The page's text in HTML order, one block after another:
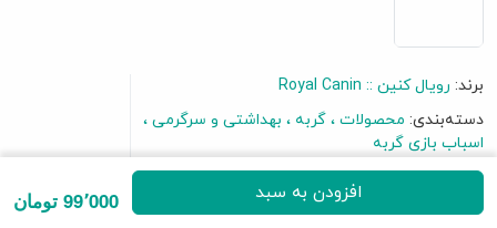
برند: رویال کنین :: Royal Canin
دسته‌بندی: محصولات گربه
بهداشتی و سرگرمی
اسباب بازی گربه
برای نظر دادن به این محصول اولین باشید
افزودن به سبد 99٬000 تومان
گفتگو آنلاین